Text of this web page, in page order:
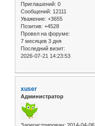
Приглашений: 0
Сообщений: 12111
Уважение: +3655
Позитив: +4528
Провел на форуме:
7 месяцев 3 дня
Последний визит:
2026-07-21 14:23:53
xuser
Администратор